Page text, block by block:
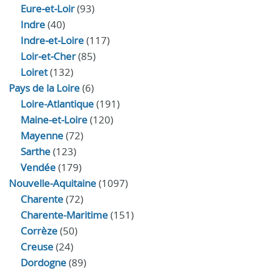
Eure‑et‑Loir(93)
Indre(40)
Indre‑et‑Loire(117)
Loir‑et‑Cher(85)
Loiret(132)
Pays de la Loire(6)
Loire-Atlantique(191)
Maine-et-Loire(120)
Mayenne(72)
Sarthe(123)
Vendée(179)
Nouvelle-Aquitaine(1097)
Charente(72)
Charente-Maritime(151)
Corrèze(50)
Creuse(24)
Dordogne(89)